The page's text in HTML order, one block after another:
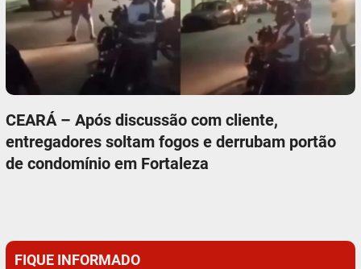
CEARÁ – Após discussão com cliente,
entregadores soltam fogos e derrubam portão
de condomínio em Fortaleza
FIQUE INFORMADO